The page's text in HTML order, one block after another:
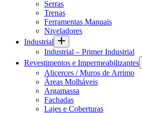
Serras
Trenas
Ferramentas Manuais
Niveladores
Industrial
Industrial – Primer Industrial
Revestimentos e Impermeabilizantes
Alicerces / Muros de Arrimo
Áreas Molháveis
Argamassa
Fachadas
Lajes e Coberturas